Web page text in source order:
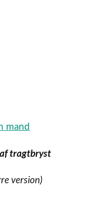
tragtbryst
version)